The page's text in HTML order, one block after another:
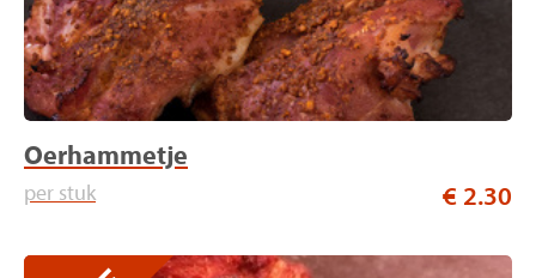
Oerhammetje
per stuk € 2.30